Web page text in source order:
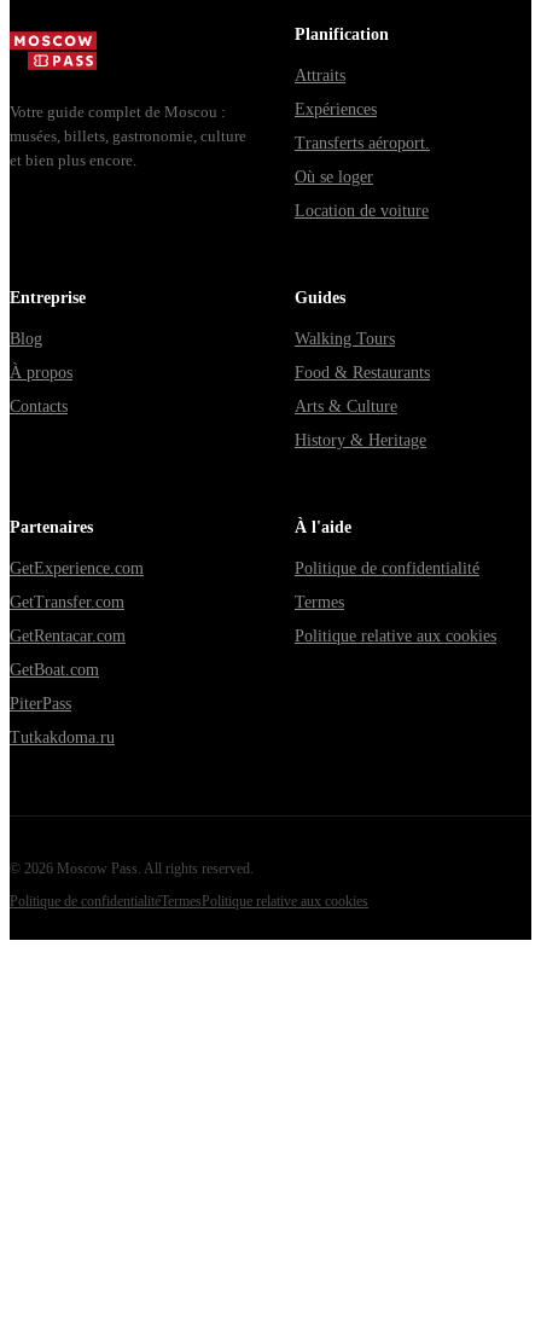
Москвы
через
Мавзолей от...
Votre guide complet de Moscou :
musées, billets, gastronomie, culture
et bien plus encore.
Planification
Attraits
Expériences
Transferts aéroport.
Où se loger
Location de voiture
Entreprise
Blog
À propos
Contacts
Guides
Walking Tours
Food & Restaurants
Arts & Culture
History & Heritage
Partenaires
GetExperience.com
GetTransfer.com
GetRentacar.com
GetBoat.com
PiterPass
Tutkakdoma.ru
À l'aide
Politique de confidentialité
Termes
Politique relative aux cookies
© 2026 Moscow Pass . All rights reserved.
Politique de confidentialitéTermesPolitique relative aux cookies